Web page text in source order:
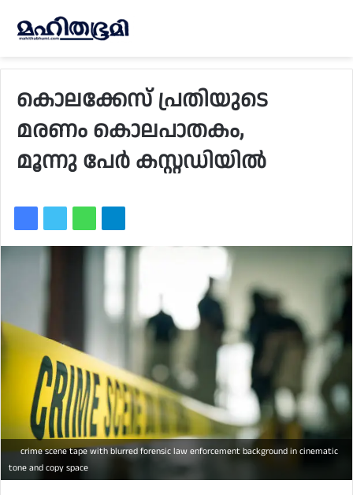
കൊലക്കേസ് പ്രതിയുടെ
മരണം കൊലപാതകം,
മൂന്നു പേര്‍ കസ്റ്റഡിയില്‍
crime scene tape with blurred forensic law enforcement background in cinematic
tone and copy space